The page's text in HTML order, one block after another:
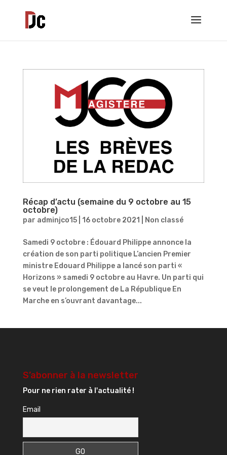
Récap d’actu (semaine du 9 octobre au 15
octobre)
par adminjco15| 16 octobre 2021 Non classé
Samedi 9 octobre : Édouard Philippe annonce la
création de son parti politique L’ancien Premier
ministre Edouard Philippe a lancé son parti «
Horizons » samedi 9 octobre au Havre. Un parti qui
se veut le prolongement de La République En
Marche en s’ouvrant davantage...
S’abonner à la newsletter
Pour ne rien rater à l'actualité !
Email